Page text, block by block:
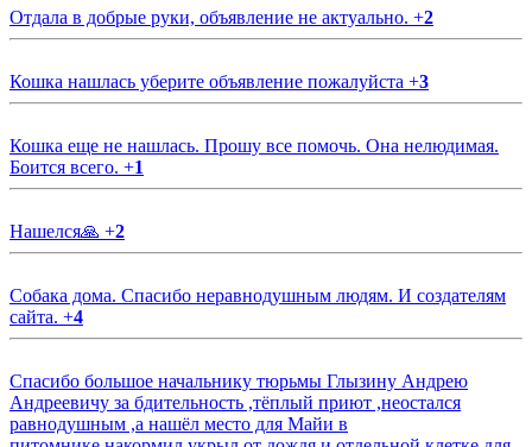
Отдала в добрые руки, объявление не актуально. +2
Кошка нашлась уберите объявление пожалуйста +3
Кошка еще не нашлась. Прошу все помочь. Она нелюдимая.
Боится всего. +1
Нашелся🙏 +2
Собака дома. Спасибо неравнодушным людям. И создателям
сайта. +4
Спасибо большое начальнику тюрьмы Глызину Андрею
Андреевичу за бдительность ,тёплый приют ,неостался
равнодушным ,а нашёл место для Майи в